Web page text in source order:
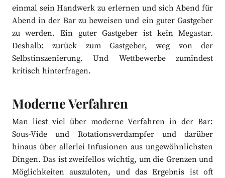
einmal sein Handwerk zu erlernen und sich Abend für
Abend in der Bar zu beweisen und ein guter Gastgeber
zu werden. Ein guter Gastgeber ist kein Megastar.
Deshalb: zurück zum Gastgeber, weg von der
Selbstinszenierung. Und Wettbewerbe zumindest
kritisch hinterfragen.
Moderne Verfahren
Man liest viel über moderne Verfahren in der Bar:
Sous-Vide und Rotationsverdampfer und darüber
hinaus über allerlei Infusionen aus ungewöhnlichsten
Dingen. Das ist zweifellos wichtig, um die Grenzen und
Möglichkeiten auszuloten, und das Ergebnis ist oft